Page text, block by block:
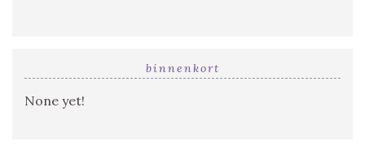
binnenkort
None yet!